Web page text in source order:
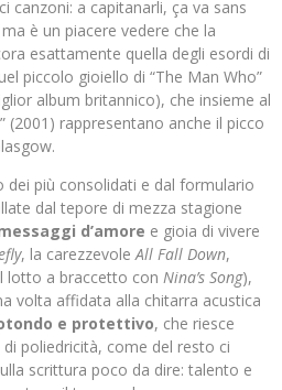
canzoni: a capitanarli, ça va sans
è un piacere vedere che la
esattamente quella degli esordi di
piccolo gioiello di “The Man Who”
album britannico), che insieme al
(2001) rappresentano anche il picco
dei più consolidati e dal formulario
dal tepore di mezza stagione
d’amore e gioia di vivere
, la carezzevoleAll Fall Down,
lotto a braccetto con Nina’s Song),
volta affidata alla chitarra acustica
e protettivo, che riesce
poliedricità, come del resto ci
scrittura poco da dire: talento e